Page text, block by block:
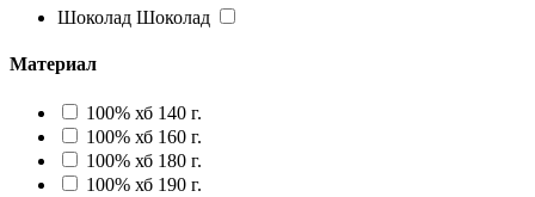
Шоколад Шоколад
Материал
100% хб 140 г.
100% хб 160 г.
100% хб 180 г.
100% хб 190 г.